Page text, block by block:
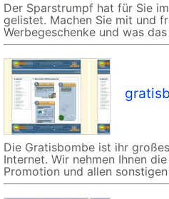
Der Sparstrumpf hat für Sie
gelistet. Machen Sie mit und
Werbegeschenke und was
Die Gratisbombe ist ihr
Internet. Wir nehmen Ihnen
Promotion und allen